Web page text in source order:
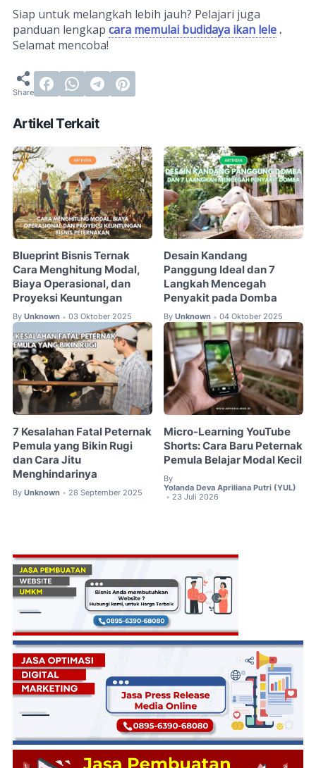
Siap untuk melangkah lebih jauh? Pelajari juga
panduan lengkap cara memulai budidaya ikan lele.
Selamat mencoba!
Artikel Terkait
Blueprint Bisnis Ternak
Cara Menghitung Modal,
Biaya Operasional, dan
Proyeksi Keuntungan
By Unknown • 03 Oktober 2025
Desain Kandang
Panggung Ideal dan 7
Langkah Mencegah
Penyakit pada Domba
By Unknown • 04 Oktober 2025
7 Kesalahan Fatal Peternak
Pemula yang Bikin Rugi
dan Cara Jitu
Menghindarinya
By Unknown • 28 September 2025
Micro-Learning YouTube
Shorts: Cara Baru Peternak
Pemula Belajar Modal Kecil
By
Yolanda Deva Apriliana Putri (YUL)
• 23 Juli 2026